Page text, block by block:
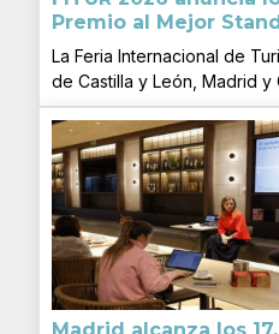
Premio al Mejor
La Feria Internacional de
de Castilla y León, Madrid y
Madrid alcanza los